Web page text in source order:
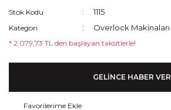
Stok Kodu 1115
Kategori Overlock Makinaları
* 2.079,73 TL den başlayan taksitlerle!
GELİNCE HABER VER